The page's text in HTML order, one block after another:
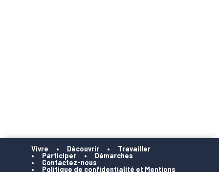
Vivre Découvrir
Travailler
Participer
Démarches
Contactez-nous
Politique de confidentialité et Mentions